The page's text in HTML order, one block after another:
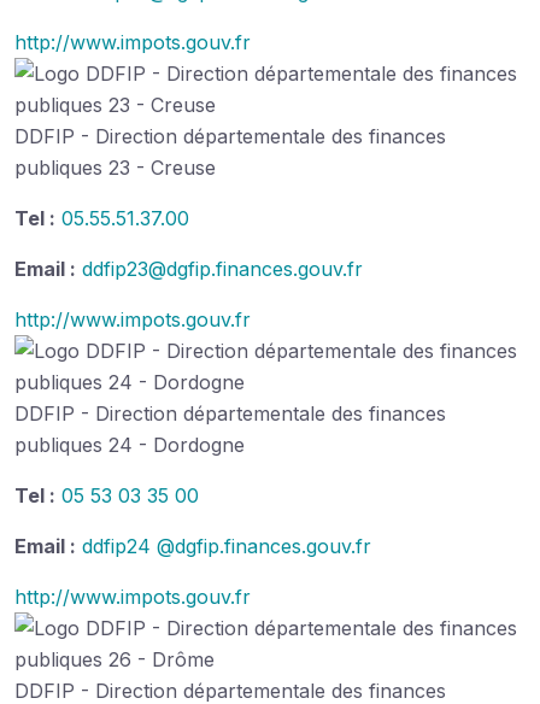
http://www.impots.gouv.fr
DDFIP - Direction départementale des finances
publiques 23 - Creuse
Tel : 05.55.51.37.00
Email : ddfip23@dgfip.finances.gouv.fr
http://www.impots.gouv.fr
DDFIP - Direction départementale des finances
publiques 24 - Dordogne
Tel : 05 53 03 35 00
Email : ddfip24 @dgfip.finances.gouv.fr
http://www.impots.gouv.fr
DDFIP - Direction départementale des finances